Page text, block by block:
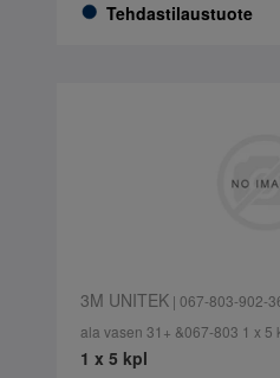
Tehdastilaustuote
3M UNITEK| 067-803-902-
ala vasen 31+ &067-803 1 x 5
1 x 5 kpl